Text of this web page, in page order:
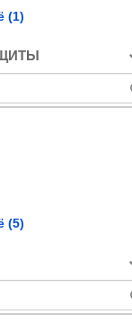
(1)
(5)